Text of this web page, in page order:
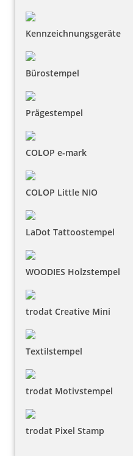
Kennzeichnungsgeräte
Bürostempel
Prägestempel
COLOP e-mark
COLOP Little NIO
LaDot Tattoostempel
WOODIES Holzstempel
trodat Creative Mini
Textilstempel
trodat Motivstempel
trodat Pixel Stamp